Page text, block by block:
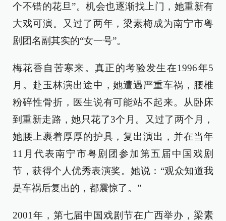
个不错的花旦”。机会也逐渐找上门，她重新有
大戏可演。又过了两年，梁素梅成为南宁市粤
剧团名副其实的“女一号”。
梅花香自苦寒来。真正的考验发生在1996年5
月。赴玉林演出途中，她遭遇严重车祸，腰椎
粉碎性骨折，医生说有可能站不起来。从卧床
到重新走路，她只花了3个月。又过了两个月，
她腰上裹着厚厚的护具，复出演出，并在当年
11月代表南宁市粤剧团参加第五届中国戏剧
节，获得个人优秀表演奖。她说：“观众知道我
是车祸后复出的，都震惊了。”
2001年，第七届中国戏剧节在广西举办，梁素